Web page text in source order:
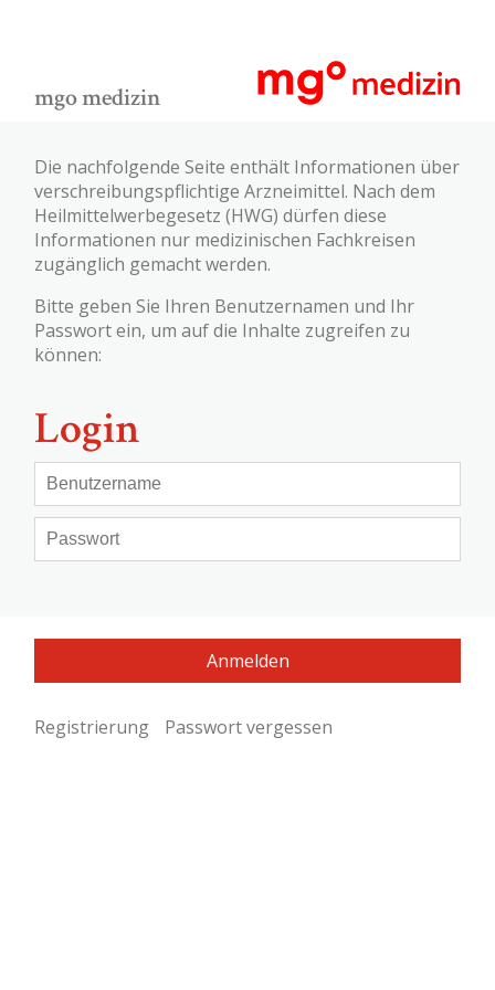
mgo medizin
Die nachfolgende Seite enthält Informationen über
verschreibungspflichtige Arzneimittel. Nach dem
Heilmittelwerbegesetz (HWG) dürfen diese
Informationen nur medizinischen Fachkreisen
zugänglich gemacht werden.
Bitte geben Sie Ihren Benutzernamen und Ihr
Passwort ein, um auf die Inhalte zugreifen zu
können:
Login
Registrierung Passwort vergessen